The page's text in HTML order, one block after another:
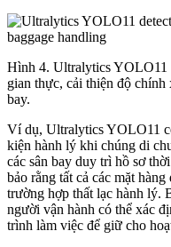
Hình 4. Ultralytics YOLO11
gian thực, cải thiện độ
bay.
Ví dụ, Ultralytics YOLO11
kiện hành lý khi chúng di
các sân bay duy trì hồ sơ
bảo rằng tất cả các mặt
trường hợp thất lạc hành lý.
người vận hành có thể xác
trình làm việc để giữ cho